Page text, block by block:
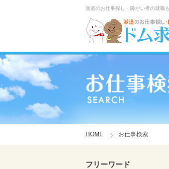
派遣のお仕事探し・障がい者の就職
HOME お仕事検索
フリーワード